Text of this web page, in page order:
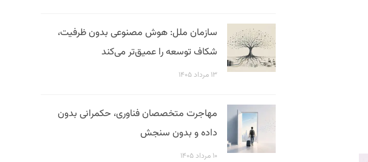
سازمان ملل: هوش مصنوعی بدون ظرفیت،
شکاف توسعه را عمیق‌تر می‌کند
۱۳ مرداد ۱۴۰۵
مهاجرت متخصصان فناوری، حکمرانی بدون
داده و بدون سنجش
۱۰ مرداد ۱۴۰۵